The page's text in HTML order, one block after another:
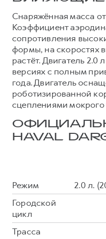
HAVAL Лизинг
АКСЕССУАРЫ
Автомобильные
Коллекция CITY
Коллекция Базовая
АКСЕССУАРЫ
Автомобильные
Коллекция CITY
Коллекция Базовая
Коллекция Детская
Снаряжённая масса от
Коэффициент
сопротивления
формы, на скоростях
растёт. Двигатель 2.0
версиях с полным
года. Двигатель
роботизированной
сцеплениями мокрого
HAVAL
Режим
2.0 л.
Городской
цикл
Трасса